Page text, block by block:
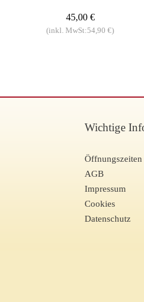
45,00 €
(inkl. MwSt:54,90 €)
Wichtige
Öffnungszeiten
AGB
Impressum
Cookies
Datenschutz